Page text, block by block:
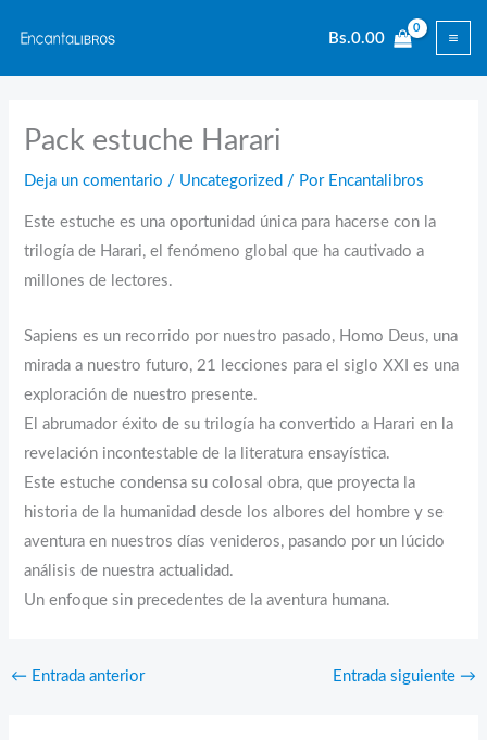
contenido
Bs.0.00
Pack estuche Harari
Deja un comentario / Uncategorized / Por Encantalibros
Este estuche es una oportunidad única para hacerse con la
trilogía de Harari, el fenómeno global que ha cautivado a
millones de lectores.
Sapiens es un recorrido por nuestro pasado, Homo Deus, una
mirada a nuestro futuro, 21 lecciones para el siglo XXI es una
exploración de nuestro presente.
El abrumador éxito de su trilogía ha convertido a Harari en la
revelación incontestable de la literatura ensayística.
Este estuche condensa su colosal obra, que proyecta la
historia de la humanidad desde los albores del hombre y se
aventura en nuestros días venideros, pasando por un lúcido
análisis de nuestra actualidad.
Un enfoque sin precedentes de la aventura humana.
← Entrada anterior Entrada siguiente →